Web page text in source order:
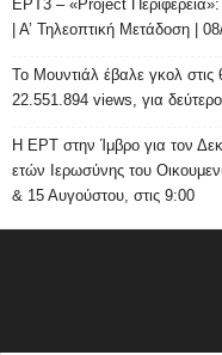
ΕΡΤ3 – «Project
| Α’ Τηλεοπτική Μετάδοση |
Το Μουντιάλ έβαλε γκολ στις
22.551.894 views, για
Η ΕΡΤ στην Ίμβρο για τον
ετών Ιερωσύνης του
& 15 Αυγούστου, στις 9:00